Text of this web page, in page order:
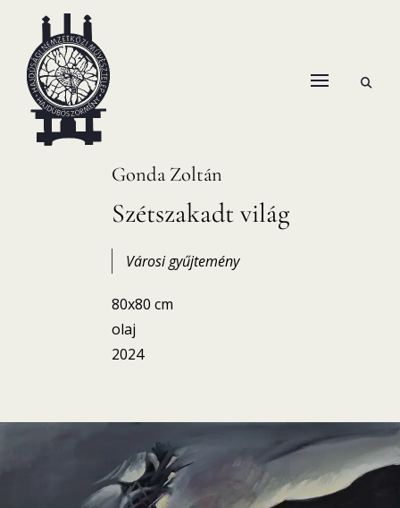
content
HANEMA – Hajdúsági Nemzetközi Művésztelep
open
Gonda Zoltán
Szétszakadt világ
Városi gyűjtemény
80x80 cm
olaj
2024